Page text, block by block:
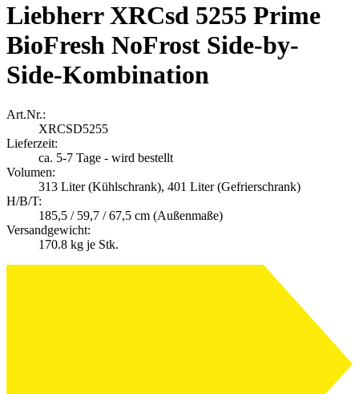
Liebherr XRCsd 5255 Prime
BioFresh NoFrost Side-by-
Side-Kombination
Art.Nr.:
XRCSD5255
Lieferzeit:
ca. 5-7 Tage - wird bestellt
Volumen:
313 Liter (Kühlschrank), 401 Liter (Gefrierschrank)
H/B/T:
185,5 / 59,7 / 67,5 cm (Außenmaße)
Versandgewicht:
170.8 kg je Stk.
A